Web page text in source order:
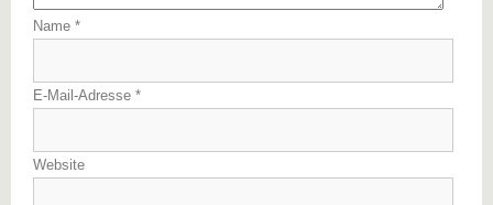
Name *
E-Mail-Adresse *
Website